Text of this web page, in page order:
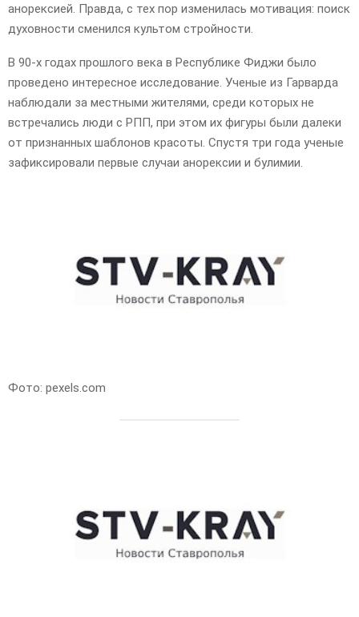
анорексией. Правда, с тех пор изменилась мотивация: поиск
духовности сменился культом стройности.
В 90-х годах прошлого века в Республике Фиджи было
проведено интересное исследование. Ученые из Гарварда
наблюдали за местными жителями, среди которых не
встречались люди с РПП, при этом их фигуры были далеки
от признанных шаблонов красоты. Спустя три года ученые
зафиксировали первые случаи анорексии и булимии.
Фото: pexels.com